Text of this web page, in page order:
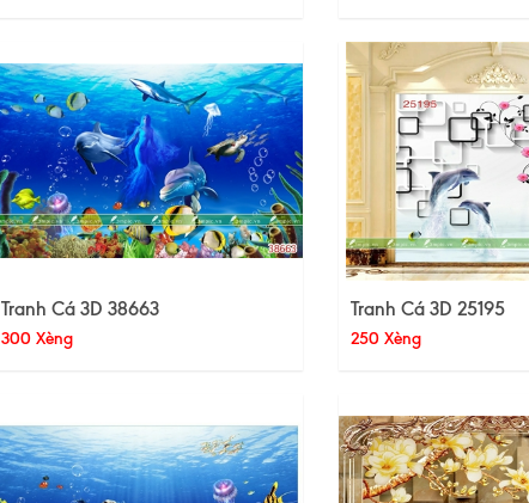
Tranh Cá 3D 38663
300 Xèng
Tranh Cá 3D 25195
250 Xèng